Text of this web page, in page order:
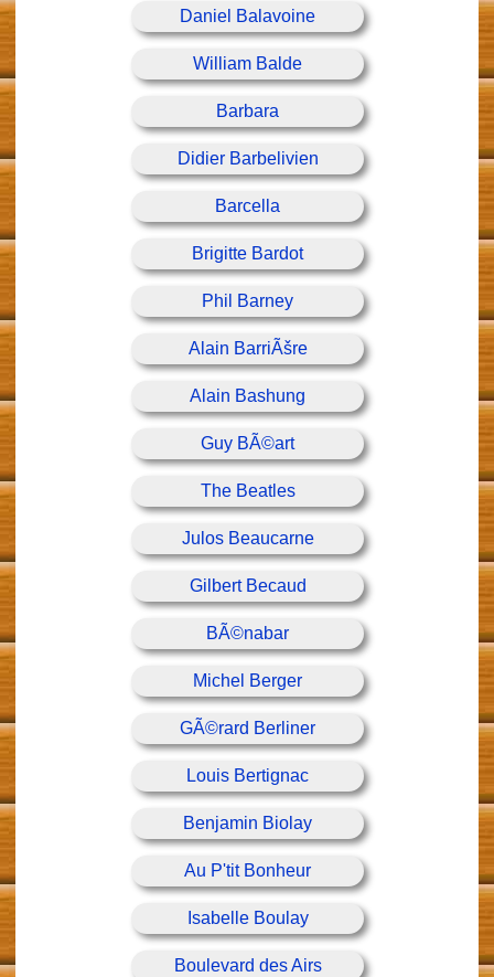
Daniel Balavoine
William Balde
Barbara
Didier Barbelivien
Barcella
Brigitte Bardot
Phil Barney
Alain BarriÃšre
Alain Bashung
Guy BÃ©art
The Beatles
Julos Beaucarne
Gilbert Becaud
BÃ©nabar
Michel Berger
GÃ©rard Berliner
Louis Bertignac
Benjamin Biolay
Au P'tit Bonheur
Isabelle Boulay
Boulevard des Airs